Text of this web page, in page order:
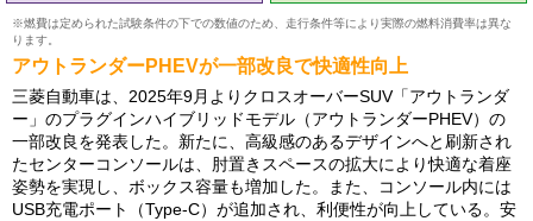
※燃費は定められた試験条件の下での数値のため、走行条件等により実際の燃料消費率は異な
ります。
アウトランダーPHEVが一部改良で快適性向上
三菱自動車は、2025年9月よりクロスオーバーSUV「アウトランダ
ー」のプラグインハイブリッドモデル（アウトランダーPHEV）の
一部改良を発表した。新たに、高級感のあるデザインへと刷新され
たセンターコンソールは、肘置きスペースの拡大により快適な着座
姿勢を実現し、ボックス容量も増加した。また、コンソール内には
USB充電ポート（Type-C）が追加され、利便性が向上している。安